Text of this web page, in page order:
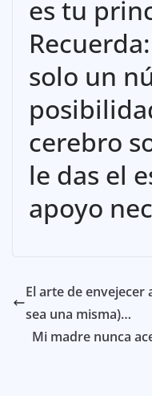
es tu
solo un
cerebro
le das el
apoyo
El arte de
sea una misma)…
Mi madre nunca